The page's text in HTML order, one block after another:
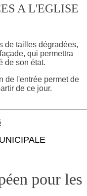
A L'EGLISE
de tailles dégradées,
qui permettra
de son état.
de l'entrée permet de
de ce jour.
pour les